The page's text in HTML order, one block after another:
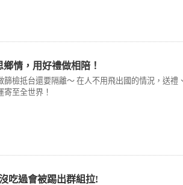
鄉情，用好禮做相陪！
檢抵台還要隔離～ 在人不用飛出國的情況，送禮
寄至全世界！
吃過會被踢出群組拉!